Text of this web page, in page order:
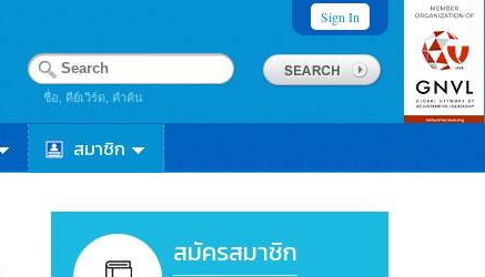
Sign In
ชื่อ, คีย์เวิร์ด, คำค้น
สมาชิก
สมัครสมาชิก